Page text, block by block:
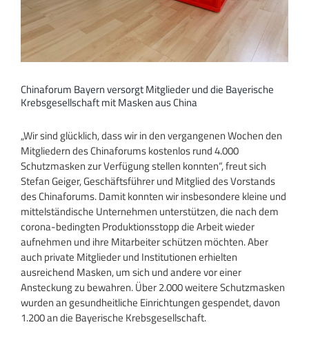
Chinaforum Bayern versorgt Mitglieder und die Bayerische
Krebsgesellschaft mit Masken aus China
„Wir sind glücklich, dass wir in den vergangenen Wochen den
Mitgliedern des Chinaforums kostenlos rund 4.000
Schutzmasken zur Verfügung stellen konnten“, freut sich
Stefan Geiger, Geschäftsführer und Mitglied des Vorstands
des Chinaforums. Damit konnten wir insbesondere kleine und
mittelständische Unternehmen unterstützen, die nach dem
corona-bedingten Produktionsstopp die Arbeit wieder
aufnehmen und ihre Mitarbeiter schützen möchten. Aber
auch private Mitglieder und Institutionen erhielten
ausreichend Masken, um sich und andere vor einer
Ansteckung zu bewahren. Über 2.000 weitere Schutzmasken
wurden an gesundheitliche Einrichtungen gespendet, davon
1.200 an die Bayerische Krebsgesellschaft.